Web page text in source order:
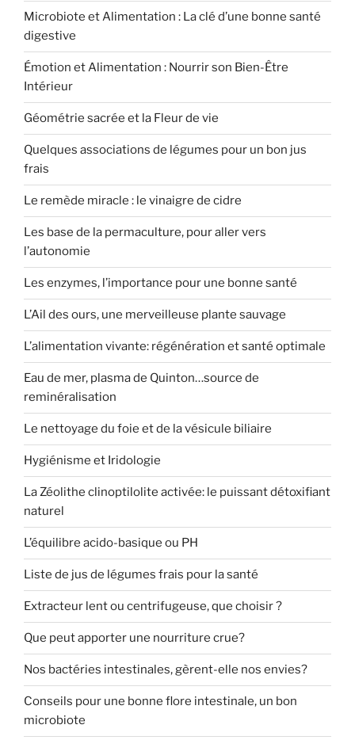
Microbiote et Alimentation : La clé d’une bonne santé
digestive
Émotion et Alimentation : Nourrir son Bien-Être
Intérieur
Géométrie sacrée et la Fleur de vie
Quelques associations de légumes pour un bon jus
frais
Le remède miracle : le vinaigre de cidre
Les base de la permaculture, pour aller vers
l’autonomie
Les enzymes, l’importance pour une bonne santé
L’Ail des ours, une merveilleuse plante sauvage
L’alimentation vivante: régénération et santé optimale
Eau de mer, plasma de Quinton…source de
reminéralisation
Le nettoyage du foie et de la vésicule biliaire
Hygiénisme et Iridologie
La Zéolithe clinoptilolite activée: le puissant détoxifiant
naturel
L’équilibre acido-basique ou PH
Liste de jus de légumes frais pour la santé
Extracteur lent ou centrifugeuse, que choisir ?
Que peut apporter une nourriture crue?
Nos bactéries intestinales, gèrent-elle nos envies?
Conseils pour une bonne flore intestinale, un bon
microbiote